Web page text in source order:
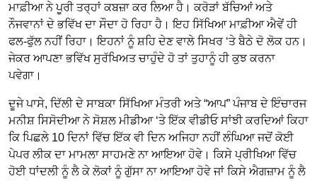
ਮਾਫ਼ੀਆ ਨੇ ਪੂਰੀ ਤਰ੍ਹਾਂ ਕਬਜ਼ਾ ਕਰ ਲਿਆ ਹੈ। ਕਰੋੜਾਂ ਬੱਚਿਆਂ ਅਤੇ
ਨੌਜਵਾਨਾਂ ਦੇ ਭਵਿੱਖ ਦਾ ਸੌਦਾ ਹੋ ਰਿਹਾ ਹੈ। ਇਹ ਸਿੱਖਿਆ ਮਾਫ਼ੀਆ ਐਵੇਂ ਹੀ
ਫਲ-ਫੁੱਲ ਨਹੀਂ ਰਿਹਾ। ਇਹਨਾਂ ਨੂੰ ਸ਼ਹਿ ਦੇਣ ਵਾਲੇ ਸਿਖਰ ‘ਤੇ ਬੈਠੇ ਦੋ ਲੋਕ ਹਨ।
ਜੇਕਰ ਆਪਣਾ ਭਵਿੱਖ ਸੁਰੱਖਿਅਤ ਚਾਹੁੰਦੇ ਹੋ ਤਾਂ ਤੁਹਾਨੂੰ ਹੀ ਕੁਝ ਕਰਨਾ
ਪਵੇਗਾ।
ਦੂਜੇ ਪਾਸੇ, ਦਿੱਲੀ ਦੇ ਸਾਬਕਾ ਸਿੱਖਿਆ ਮੰਤਰੀ ਅਤੇ “ਆਪ” ਪੰਜਾਬ ਦੇ ਇੰਚਾਰਜ
ਮਨੀਸ਼ ਸਿਸੋਦੀਆ ਨੇ ਸੋਸ਼ਲ ਮੀਡੀਆ ‘ਤੇ ਇੱਕ ਵੀਡੀਓ ਸਾਂਝੀ ਕਰਦਿਆਂ ਕਿਹਾ
ਕਿ ਪਿਛਲੇ 10 ਦਿਨਾਂ ਵਿੱਚ ਇੱਕ ਵੀ ਦਿਨ ਅਜਿਹਾ ਨਹੀਂ ਲੰਘਿਆ ਜਦੋਂ ਕੋਈ
ਪੇਪਰ ਲੀਕ ਦਾ ਮਾਮਲਾ ਸਾਹਮਣੇ ਨਾ ਆਇਆ ਹੋਵੇ। ਕਿਸੇ ਪ੍ਰੀਖਿਆ ਵਿੱਚ
ਹੋਈ ਧਾਂਦਲੀ ਨੂੰ ਲੈ ਕੇ ਲੋਕਾਂ ਨੂੰ ਗੁੱਸਾ ਨਾ ਆਇਆ ਹੋਵੇ ਜਾਂ ਕਿਸੇ ਐਗਜ਼ਾਮ ਨੂੰ ਲੈ